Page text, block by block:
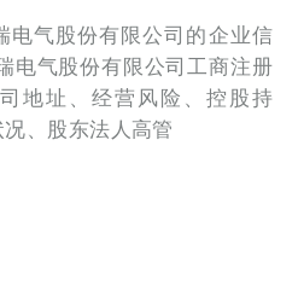
电气股份有限公司的企业信
电气股份有限公司工商注册
地址、经营风险、控股持
、股东法人高管